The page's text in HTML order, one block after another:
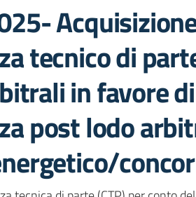
tecnico di
in favore
post lodo